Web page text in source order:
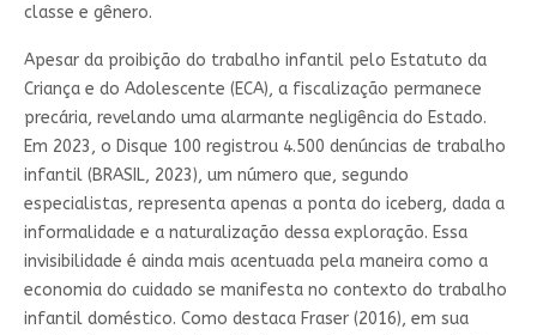
classe e gênero.
Apesar da proibição do trabalho infantil pelo Estatuto da
Criança e do Adolescente (ECA), a fiscalização permanece
precária, revelando uma alarmante negligência do Estado.
Em 2023, o Disque 100 registrou 4.500 denúncias de trabalho
infantil (BRASIL, 2023), um número que, segundo
especialistas, representa apenas a ponta do iceberg, dada a
informalidade e a naturalização dessa exploração. Essa
invisibilidade é ainda mais acentuada pela maneira como a
economia do cuidado se manifesta no contexto do trabalho
infantil doméstico. Como destaca Fraser (2016), em sua